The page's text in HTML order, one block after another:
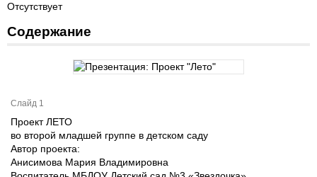
Отсутствует
Содержание
Слайд 1
Проект ЛЕТО
во второй младшей группе в детском саду
Автор проекта:
Анисимова Мария Владимировна